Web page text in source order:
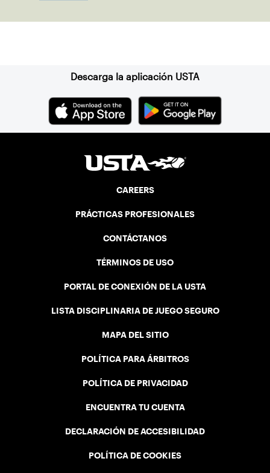
Descarga la aplicación USTA
CAREERS
PRÁCTICAS PROFESIONALES
CONTÁCTANOS
TÉRMINOS DE USO
PORTAL DE CONEXIÓN DE LA USTA
LISTA DISCIPLINARIA DE JUEGO SEGURO
MAPA DEL SITIO
POLÍTICA PARA ÁRBITROS
POLÍTICA DE PRIVACIDAD
ENCUENTRA TU CUENTA
DECLARACIÓN DE ACCESIBILIDAD
POLÍTICA DE COOKIES